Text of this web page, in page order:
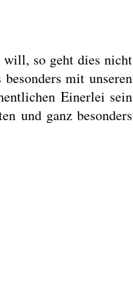
will, so geht dies nicht
mit unseren
Einerlei sein
und ganz besonders